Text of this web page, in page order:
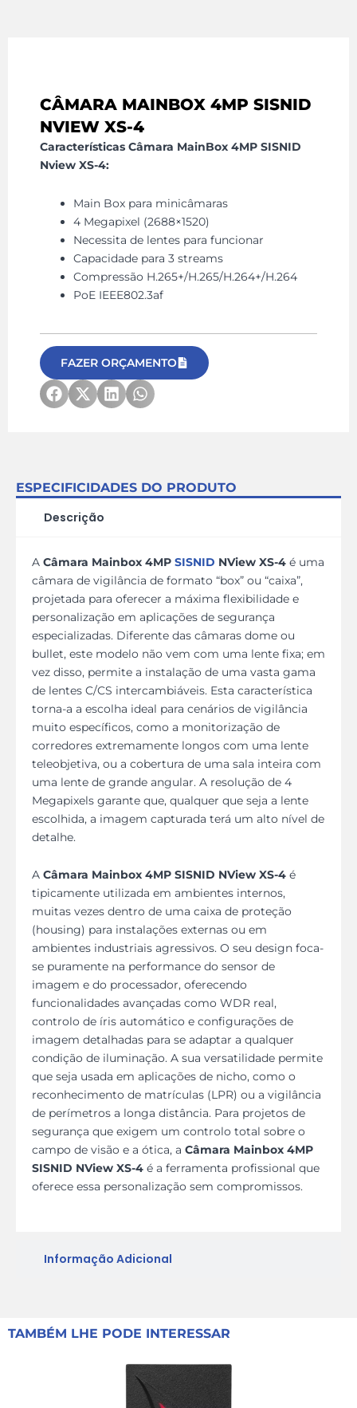
CÂMARA MAINBOX 4MP SISNID
NVIEW XS-4
Características Câmara MainBox 4MP SISNID
Nview XS-4:
Main Box para minicâmaras
4 Megapixel (2688×1520)
Necessita de lentes para funcionar
Capacidade para 3 streams
Compressão H.265+/H.265/H.264+/H.264
PoE IEEE802.3af
FAZER ORÇAMENTO
ESPECIFICIDADES DO PRODUTO
Descrição
Informação Adicional
A Câmara Mainbox 4MP SISNID NView XS-4 é uma
câmara de vigilância de formato “box” ou “caixa”,
projetada para oferecer a máxima flexibilidade e
personalização em aplicações de segurança
especializadas. Diferente das câmaras dome ou
bullet, este modelo não vem com uma lente fixa; em
vez disso, permite a instalação de uma vasta gama
de lentes C/CS intercambiáveis. Esta característica
torna-a a escolha ideal para cenários de vigilância
muito específicos, como a monitorização de
corredores extremamente longos com uma lente
teleobjetiva, ou a cobertura de uma sala inteira com
uma lente de grande angular. A resolução de 4
Megapixels garante que, qualquer que seja a lente
escolhida, a imagem capturada terá um alto nível de
detalhe.
A Câmara Mainbox 4MP SISNID NView XS-4 é
tipicamente utilizada em ambientes internos,
muitas vezes dentro de uma caixa de proteção
(housing) para instalações externas ou em
ambientes industriais agressivos. O seu design foca-
se puramente na performance do sensor de
imagem e do processador, oferecendo
funcionalidades avançadas como WDR real,
controlo de íris automático e configurações de
imagem detalhadas para se adaptar a qualquer
condição de iluminação. A sua versatilidade permite
que seja usada em aplicações de nicho, como o
reconhecimento de matrículas (LPR) ou a vigilância
de perímetros a longa distância. Para projetos de
segurança que exigem um controlo total sobre o
campo de visão e a ótica, a Câmara Mainbox 4MP
SISNID NView XS-4 é a ferramenta profissional que
oferece essa personalização sem compromissos.
TAMBÉM LHE PODE INTERESSAR